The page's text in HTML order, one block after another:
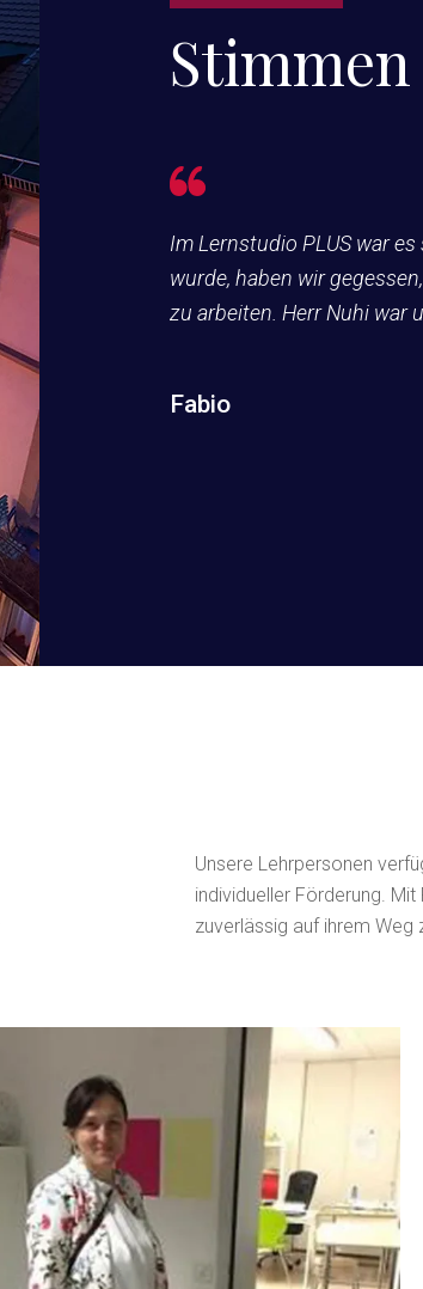
Im Lernstudio PLUS war
wurde, haben wir
zu arbeiten. Herr Nuhi war
Fabio
Unsere Lehrpersonen
individueller Förderung.
zuverlässig auf ihrem Weg